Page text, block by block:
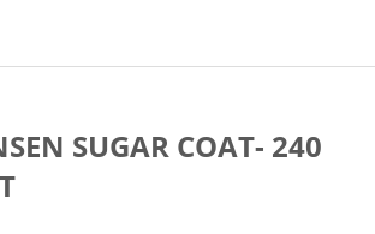
SUGAR COAT- 240